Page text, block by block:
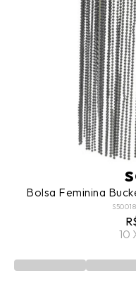
Bolsa Feminina
10